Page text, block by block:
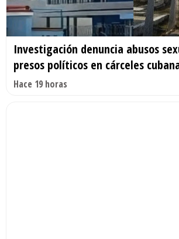
Investigación denuncia abusos
presos políticos en cárceles
Hace 19 horas